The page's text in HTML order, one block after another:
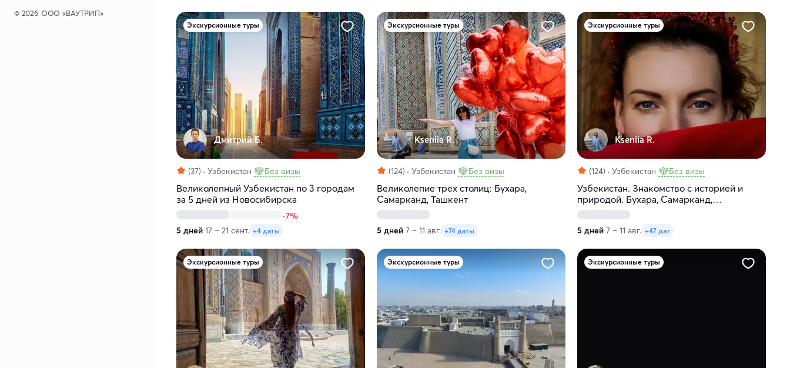
© 2026 ООО «ВАУТРИП»
Экскурсионные туры
Дмитрий Б.
(37) Узбекистан Без визы
Великолепный Узбекистан по 3 городам
за 5 дней из Новосибирска
-7%
5 дней 17 – 21 сент. +4 даты
Экскурсионные туры
Kseniia R.
(124) Узбекистан Без визы
Великолепие трех столиц: Бухара,
Самарканд, Ташкент
5 дней 7 – 11 авг. +74 даты
Экскурсионные туры
Kseniia R.
(124) Узбекистан Без визы
Узбекистан. Знакомство с историей и
природой. Бухара, Самарканд,
Ташкентская область
5 дней 7 – 11 авг. +47 дат
Экскурсионные туры Экскурсионные туры Экскурсионные туры